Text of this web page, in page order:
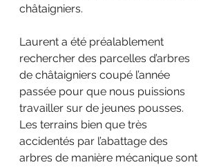
châtaigniers.
Laurent a été préalablement
rechercher des parcelles d’arbres
de châtaigniers coupé l’année
passée pour que nous puissions
travailler sur de jeunes pousses.
Les terrains bien que très
accidentés par l’abattage des
arbres de manière mécanique sont